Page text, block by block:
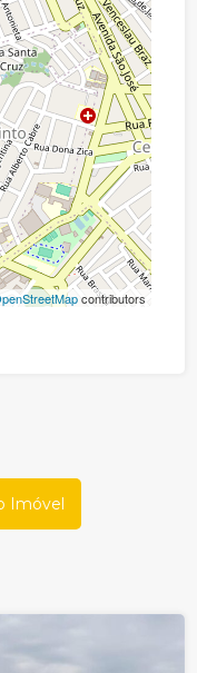
contributors
Imóvel